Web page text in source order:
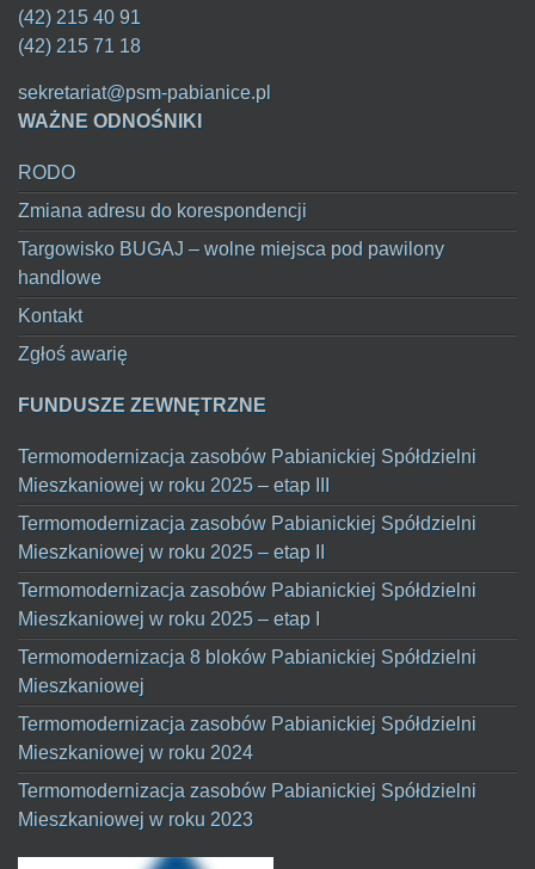
(42) 215 40 91
(42) 215 71 18
sekretariat@psm-pabianice.pl
WAŻNE ODNOŚNIKI
RODO
Zmiana adresu do korespondencji
Targowisko BUGAJ – wolne miejsca pod pawilony
handlowe
Kontakt
Zgłoś awarię
FUNDUSZE ZEWNĘTRZNE
Termomodernizacja zasobów Pabianickiej Spółdzielni
Mieszkaniowej w roku 2025 – etap III
Termomodernizacja zasobów Pabianickiej Spółdzielni
Mieszkaniowej w roku 2025 – etap II
Termomodernizacja zasobów Pabianickiej Spółdzielni
Mieszkaniowej w roku 2025 – etap I
Termomodernizacja 8 bloków Pabianickiej Spółdzielni
Mieszkaniowej
Termomodernizacja zasobów Pabianickiej Spółdzielni
Mieszkaniowej w roku 2024
Termomodernizacja zasobów Pabianickiej Spółdzielni
Mieszkaniowej w roku 2023